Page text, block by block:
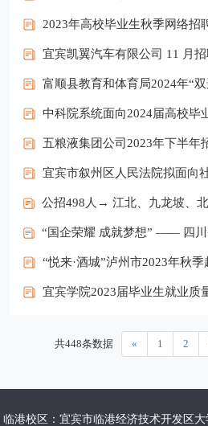
2023年高校毕业生秋季网络招
宜宾凯翼汽车有限公司 11 月
富顺县教育和体育局2024年“
中科院系统面向2024届高校毕
五粮液集团公司2023年下半年
宜宾市叙州区人民法院拟面向
“悦来·酒城”泸州市2023年秋
宜宾学院2023届毕业生就业质
共448条数据 « 1 2
临港校区：宜宾市临港经济技术开发区